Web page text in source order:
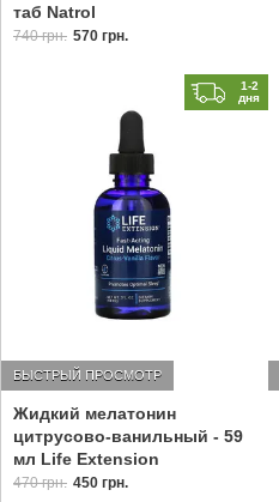
таб Natrol
740 грн. 570 грн.
1-2
дня
Жидкий мелатонин
цитрусово-ванильный - 59
мл Life Extension
БЫСТРЫЙ ПРОСМОТР
470 грн. 450 грн.